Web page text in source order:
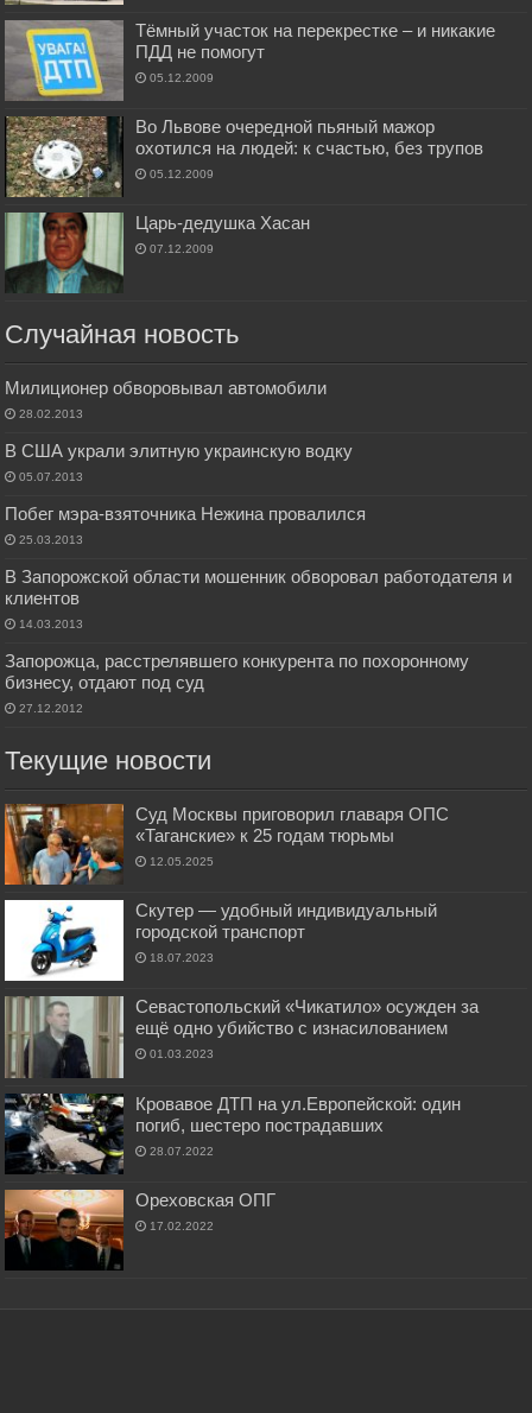
Тёмный участок на перекрестке – и никакие
ПДД не помогут
05.12.2009
Во Львове очередной пьяный мажор
охотился на людей: к счастью, без трупов
05.12.2009
Царь-дедушка Хасан
07.12.2009
Случайная новость
Милиционер обворовывал автомобили
28.02.2013
В США украли элитную украинскую водку
05.07.2013
Побег мэра-взяточника Нежина провалился
25.03.2013
В Запорожской области мошенник обворовал работодателя и
клиентов
14.03.2013
Запорожца, расстрелявшего конкурента по похоронному
бизнесу, отдают под суд
27.12.2012
Текущие новости
Суд Москвы приговорил главаря ОПС
«Таганские» к 25 годам тюрьмы
12.05.2025
Скутер — удобный индивидуальный
городской транспорт
18.07.2023
Севастопольский «Чикатило» осужден за
ещё одно убийство с изнасилованием
01.03.2023
Кровавое ДТП на ул.Европейской: один
погиб, шестеро пострадавших
28.07.2022
Ореховская ОПГ
17.02.2022